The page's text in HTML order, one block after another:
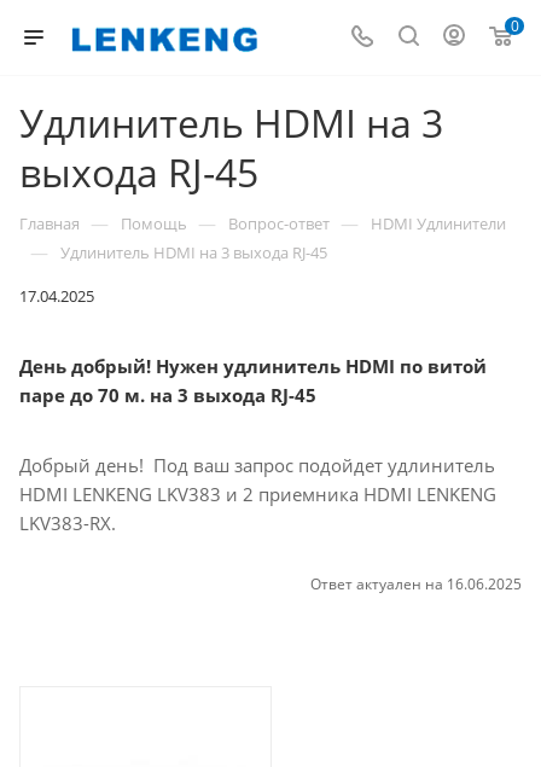
0
Удлинитель HDMI на 3
выхода RJ-45
Главная — Помощь — Вопрос-ответ — HDMI Удлинители
—
Удлинитель HDMI на 3 выхода RJ-45
17.04.2025
День добрый! Нужен удлинитель HDMI по витой
паре до 70 м. на 3 выхода RJ-45
Добрый день! Под ваш запрос подойдет удлинитель
HDMI LENKENG LKV383 и 2 приемника HDMI LENKENG
LKV383-RX.
Ответ актуален на 16.06.2025